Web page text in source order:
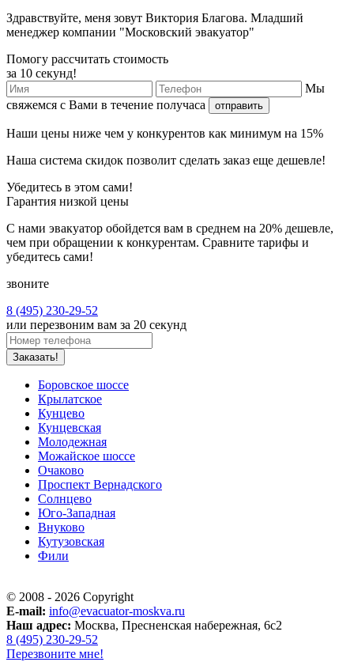
Здравствуйте, меня зовут Виктория Благова. Младший
менеджер компании "Московский эвакуатор"
Помогу рассчитать стоимость
за 10 секунд!
Мы
свяжемся с Вами в течение получаса
отправить
Наши цены ниже чем у конкурентов как минимум на 15%
Наша система скидок позволит сделать заказ еще дешевле!
Убедитесь в этом сами!
Гарантия низкой цены
С нами эвакуатор обойдется вам в среднем на 20% дешевле,
чем при обращении к конкурентам. Сравните тарифы и
убедитесь сами!
звоните
8 (495) 230-29-52
или перезвоним вам за 20 секунд
Заказать!
Боровское шоссе
Крылатское
Кунцево
Кунцевская
Молодежная
Можайское шоссе
Очаково
Проспект Вернадского
Солнцево
Юго-Западная
Внуково
Кутузовская
Фили
© 2008 - 2026 Copyright
E-mail: info@evacuator-moskva.ru
Наш адрес: Москва, Пресненская набережная, 6с2
8 (495) 230-29-52
Перезвоните мне!